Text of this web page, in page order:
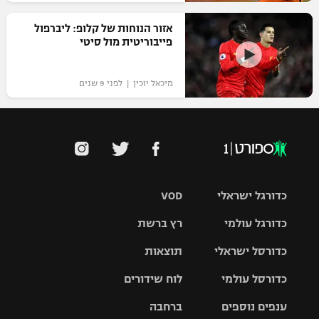
רשיון להקרנה פומבית לבית עסק
הצטרפות לחבילת הערוצים
לוח דרושים – ג'ובנט
המגזין
אזור הנוחות של קלופ: ליברפול
פייבוריטית מול סיטי
מיכאל יוכין | לפני 9 שנים
VOD
רץ ברשת
תוצאות
לוח שידורים
ברחבה
כדורגל ישראלי
גביע הטוטו
כדורגל עולמי
האלופות
ליגה
כדורסל ישראלי
סל
כדורסל עולמי
ענפים נוספים